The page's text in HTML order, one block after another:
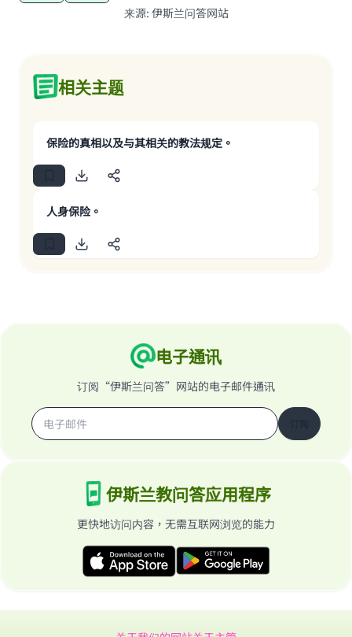
来源: 伊斯兰问答网站
相关主题
保险的真相以及与其相关的教法规定。
人身保险。
电子通讯
订阅“伊斯兰问答”网站的电子邮件通讯
伊斯兰教问答应用程序
更快地访问内容，无需互联网浏览的能力